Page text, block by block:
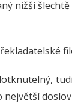
nižší
největší